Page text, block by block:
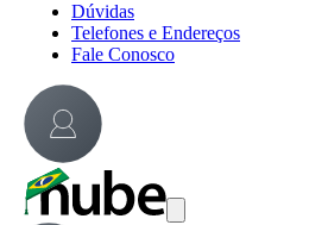
Dúvidas
Telefones e Endereços
Fale Conosco